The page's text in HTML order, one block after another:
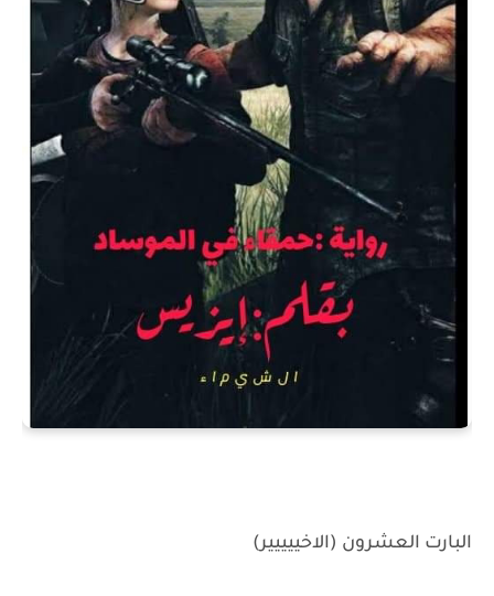
البارت العشرون (الاخييييير)